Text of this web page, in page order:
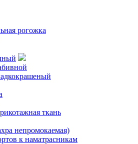
рогожка
ткань
непромокаемая)
к наматрасникам